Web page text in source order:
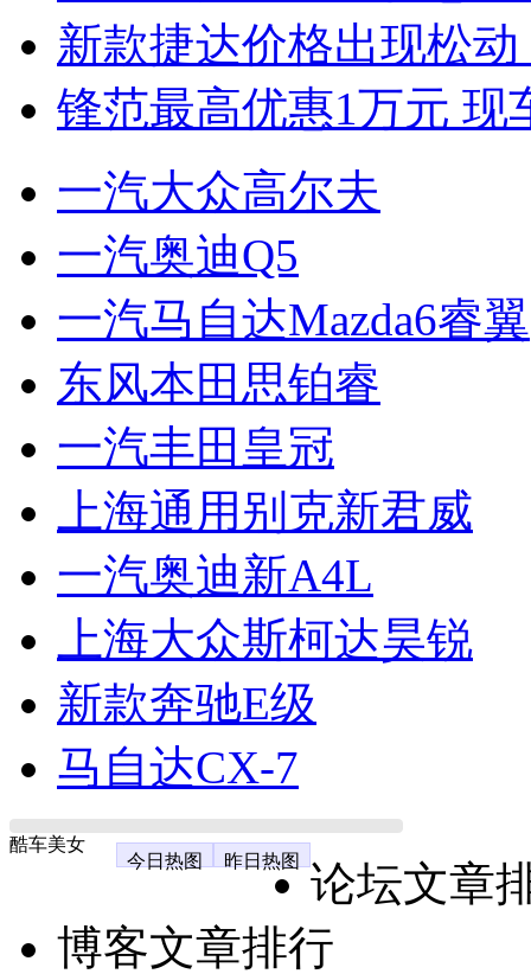
新款捷达价格出现松
锋范最高优惠1万元 现
一汽大众高尔夫
一汽奥迪Q5
一汽马自达Mazda6睿翼
东风本田思铂睿
一汽丰田皇冠
上海通用别克新君威
一汽奥迪新A4L
上海大众斯柯达昊锐
新款奔驰E级
马自达CX-7
酷车美女
今日热图
昨日热图
论坛文章
博客文章排行